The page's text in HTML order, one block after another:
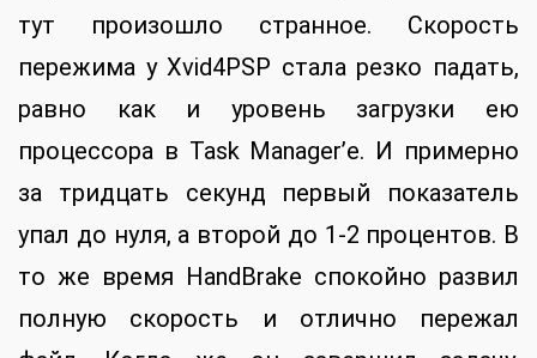
тут произошло странное. Скорость
пережима у Xvid4PSP стала резко падать,
равно как и уровень загрузки ею
процессора в Task Manager’е. И примерно
за тридцать секунд первый показатель
упал до нуля, а второй до 1-2 процентов. В
то же время HandBrake спокойно развил
полную скорость и отлично пережал